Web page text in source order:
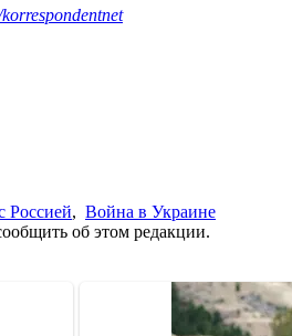
Россией, Война в Украине
об этом редакции.